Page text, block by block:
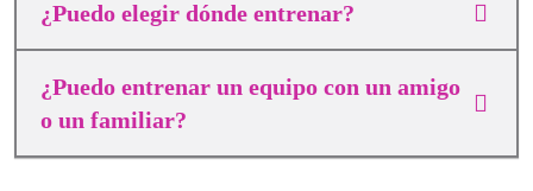
¿Puedo elegir dónde entrenar?
¿Puedo entrenar un equipo con un amigo
o un familiar?